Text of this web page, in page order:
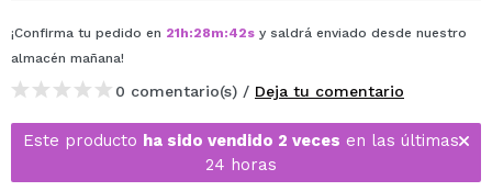
¡Confirma tu pedido en 21h:28m:41sy saldrá enviado desde nuestro
almacén mañana!
0 comentario(s) / Deja tu comentario
Este producto ha sido vendido 2 veces en las últimas
24 horas